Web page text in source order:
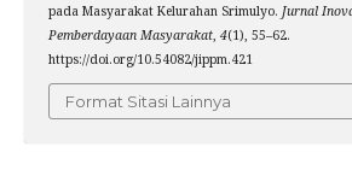
pada Masyarakat Kelurahan Srimulyo. Jurnal
Pemberdayaan Masyarakat, 4(1), 55–62.
https://doi.org/10.54082/jippm.421
Format Sitasi Lainnya